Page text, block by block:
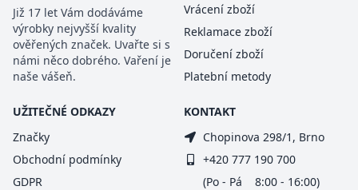
Již 17 let Vám dodáváme
výrobky nejvyšší kvality
ověřených značek. Uvařte si s
námi něco dobrého. Vaření je
naše vášeň.
Vrácení zboží
Reklamace zboží
Doručení zboží
Platební metody
UŽITEČNÉ ODKAZY
Značky
Obchodní podmínky
GDPR
KONTAKT
Chopinova 298/1, Brno
+420 777 190 700
(Po - Pá 8:00 - 16:00)